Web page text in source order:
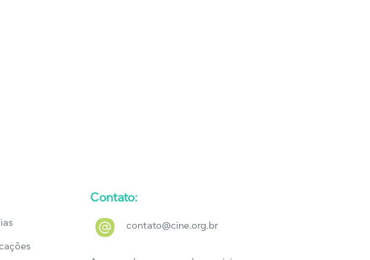
Contato:
contato@cine.org.br